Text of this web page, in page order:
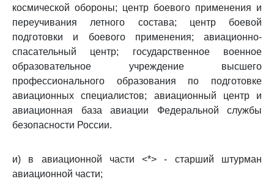
космической обороны; центр боевого применения и
переучивания летного состава; центр боевой
подготовки и боевого применения; авиационно-
спасательный центр; государственное военное
образовательное учреждение высшего
профессионального образования по подготовке
авиационных специалистов; авиационный центр и
авиационная база авиации Федеральной службы
безопасности России.
и) в авиационной части <*> - старший штурман
авиационной части;